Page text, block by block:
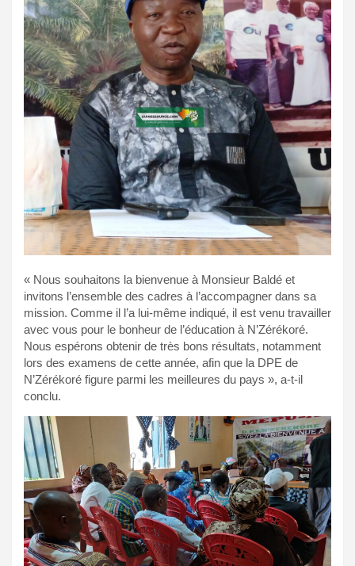
« Nous souhaitons la bienvenue à Monsieur Baldé et
invitons l’ensemble des cadres à l’accompagner dans sa
mission. Comme il l’a lui-même indiqué, il est venu travailler
avec vous pour le bonheur de l’éducation à N’Zérékoré.
Nous espérons obtenir de très bons résultats, notamment
lors des examens de cette année, afin que la DPE de
N’Zérékoré figure parmi les meilleures du pays », a-t-il
conclu.